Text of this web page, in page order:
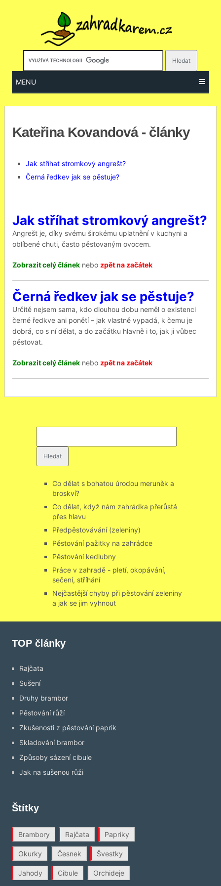
MENU
Kateřina Kovandová - články
Jak stříhat stromkový angrešt?
Černá ředkev jak se pěstuje?
Jak stříhat stromkový angrešt?
Angrešt je, díky svému širokému uplatnění v kuchyni a
oblíbené chuti, často pěstovaným ovocem.
Zobrazit celý článeknebo zpět na začátek
Černá ředkev jak se pěstuje?
Určitě nejsem sama, kdo dlouhou dobu neměl o existenci
černé ředkve ani ponětí – jak vlastně vypadá, k čemu je
dobrá, co s ní dělat, a do začátku hlavně i to, jak ji vůbec
pěstovat.
Zobrazit celý článeknebo zpět na začátek
Co dělat s bohatou úrodou meruněk a
broskví?
Co dělat, když nám zahrádka přerůstá
přes hlavu
Předpěstovávání (zeleniny)
Pěstování pažitky na zahrádce
Pěstování kedlubny
Práce v zahradě - pletí, okopávání,
sečení, stříhání
Nejčastější chyby při pěstování zeleniny
a jak se jim vyhnout
TOP články
Rajčata
Sušení
Druhy brambor
Pěstování růží
Zkušenosti z pěstování paprik
Skladování brambor
Způsoby sázení cibule
Jak na sušenou růži
Štítky
Brambory Rajčata Papriky
Okurky Česnek Švestky
Jahody Cibule Orchideje